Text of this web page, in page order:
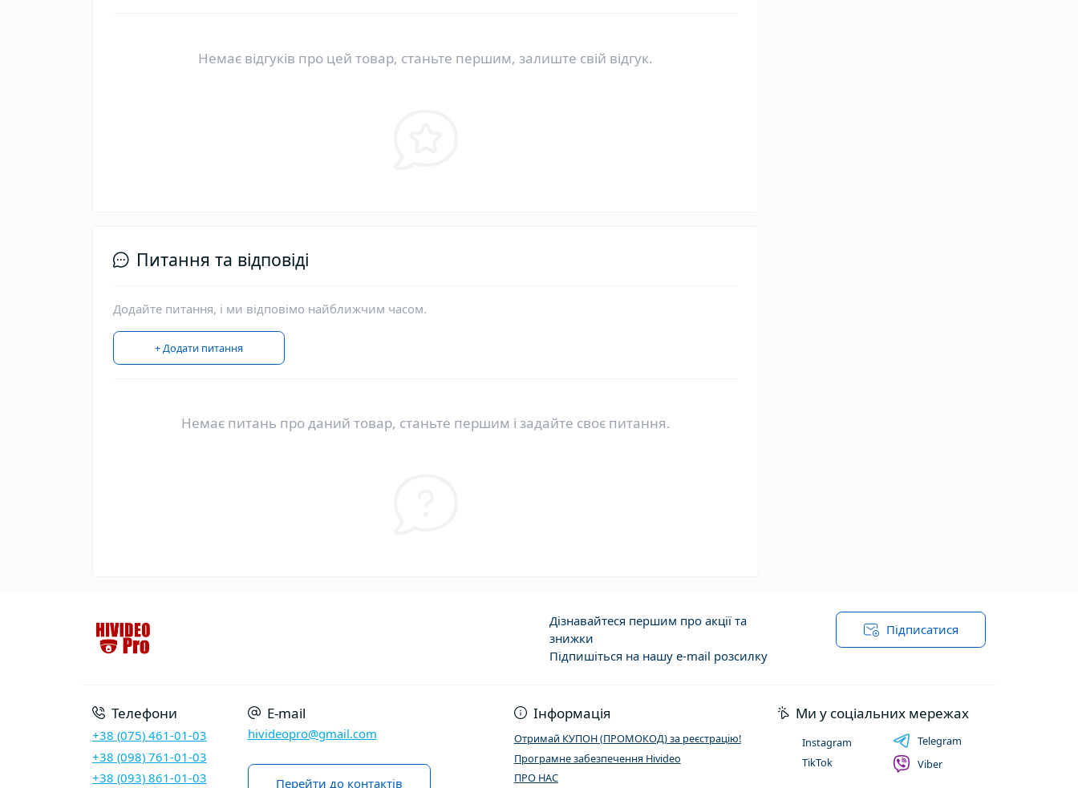
Немає відгуків про цей товар, станьте першим, залиште свій відгук.
Питання та відповіді
Додайте питання, і ми відповімо найближчим часом.
+ Додати питання
Немає питань про даний товар, станьте першим і задайте своє питання.
Дізнавайтеся першим про акції та
знижки
Підпишіться на нашу e-mail розсилку
Підписатися
Договір публічної оферти
Телефони
+38 (075) 461-01-03
+38 (098) 761-01-03
+38 (093) 861-01-03
E-mail
hivideopro@gmail.com
Перейти до контактів
Інформація
Отримай КУПОН (ПРОМОКОД) за реєстрацію!
Програмне забезпечення Hivideo
ПРО НАС
Ми у соціальних мережах
Instagram
TikTok
Telegram
Viber